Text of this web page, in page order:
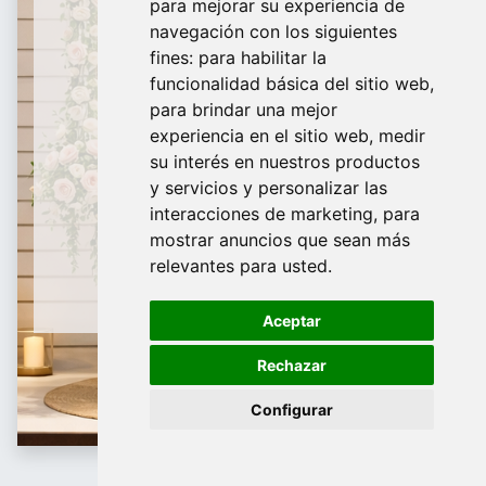
para mejorar su experiencia de
navegación con los siguientes
fines: para habilitar la
funcionalidad básica del sitio web,
para brindar una mejor
experiencia en el sitio web, medir
su interés en nuestros productos
y servicios y personalizar las
interacciones de marketing, para
mostrar anuncios que sean más
relevantes para usted.
Aceptar
Rechazar
Configurar
De Domingo a Viernes
¿Te ayudamos?
688 097 373
​ info@tridecor.net
Contáctanos
Expositores